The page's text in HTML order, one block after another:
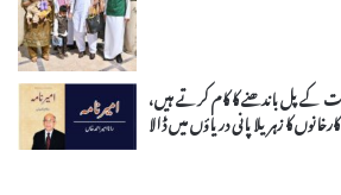
پل باندھنے کا کام کرتے ہیں،
کا زہریلا پانی دریاؤں میں ڈالا